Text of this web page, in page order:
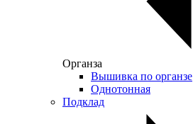
Органза
Вышивка по органзе
Однотонная
Подклад